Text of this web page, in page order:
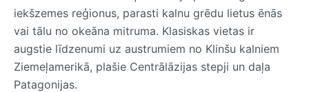
iekšzemes reģionus, parasti kalnu grēdu lietus ēnās
vai tālu no okeāna mitruma. Klasiskas vietas ir
augstie līdzenumi uz austrumiem no Klinšu kalniem
Ziemeļamerikā, plašie Centrālāzijas stepji un daļa
Patagonijas.